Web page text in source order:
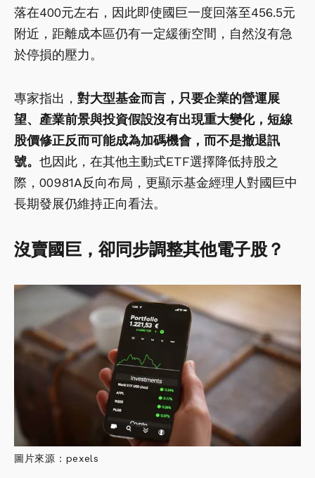
落在400元左右，因此即使國巨一度回落至456.5元
附近，距離成本區仍有一定緩衝空間，自然沒有急
於停損的壓力。
專家指出， 對大型基金而言，只要企業的營運展
望、產業前景與投資假設沒有出現重大變化，短線
股價修正反而可能成為加碼機會，而不是撤退訊
號。 也因此，在其他主動式ETF選擇降低持股之
際，00981A反向布局，更顯示基金經理人對國巨中
長期發展仍維持正向看法。
沒賣國巨，卻同步調整其他電子股？
圖片來源：pexels